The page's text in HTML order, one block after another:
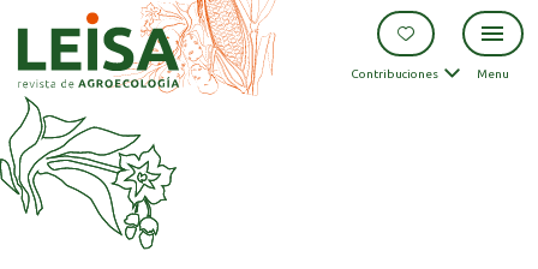
Contribuciones Menu